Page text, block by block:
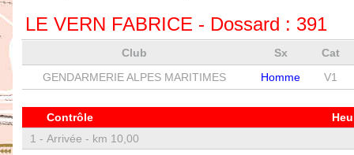
LE VERN FABRICE - Dossard : 391
Club Sx
Cat
GENDARMERIE ALPES MARITIMES
Homme V1
Contrôle
1 - Arrivée - km 10,00